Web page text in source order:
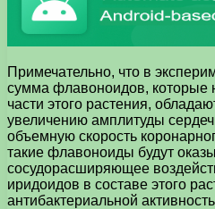
Примечательно, что в
сумма флавоноидов, которые
части этого растения,
увеличению амплитуды
объемную скорость
такие флавоноиды будут
сосудорасширяющее
иридоидов в составе этого
антибактериальной